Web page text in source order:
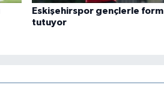
Eskişehirspor gençlerle form
tutuyor